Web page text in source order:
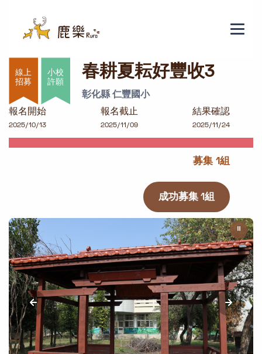
春耕夏耘好豐收3
小校
許願
春耕夏耘好豐收3
彰化縣 仁豐國小
報名開始
2025/10/13
報名截止
2025/11/09
結果確認
2025/11/24
募集 1組
成功募集 1組
⏸